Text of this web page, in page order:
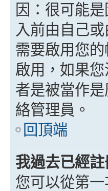
因：很可能
入前由自己
需要啟用您
啟用，如果
者是被當作
絡管理員。
回頂端
我過去已經
您可以從第